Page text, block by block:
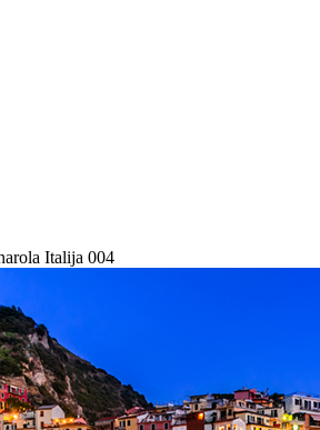
Italija 004